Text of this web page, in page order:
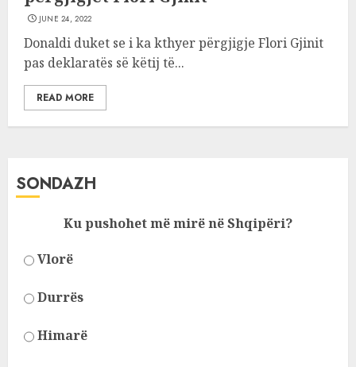
JUNE 24, 2022
Donaldi duket se i ka kthyer përgjigje Flori Gjinit
pas deklaratës së këtij të...
READ MORE
SONDAZH
Ku pushohet më mirë në Shqipëri?
Vlorë
Durrës
Himarë